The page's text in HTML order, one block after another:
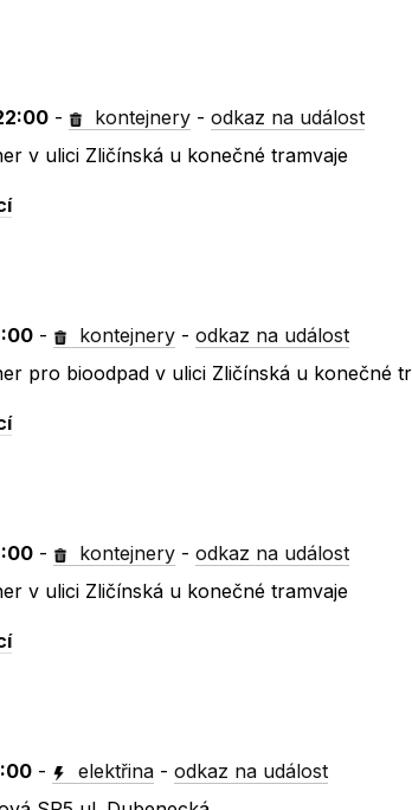
- kontejnery -odkaz na událost
v ulici Zličínská u konečné tramvaje
- kontejnery -odkaz na událost
pro bioodpad v ulici Zličínská u konečné
- kontejnery -odkaz na událost
v ulici Zličínská u konečné tramvaje
- elektřina -odkaz na událost